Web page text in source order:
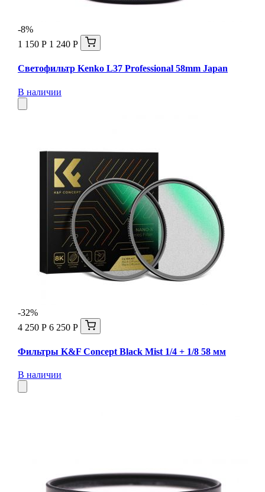
-8%
1 150 Р 1 240 Р
Светофильтр Kenko L37 Professional 58mm Japan
В наличии
-32%
4 250 Р 6 250 Р
Фильтры K&F Concept Black Mist 1/4 + 1/8 58 мм
В наличии